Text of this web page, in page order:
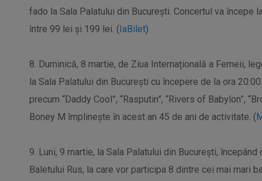
fado la Sala Palatului din București. Concertul va începe
între 99 lei și 199 lei. (IaBilet)
8. Duminică, 8 martie, de Ziua Internațională a Femeii,
la Sala Palatului din București cu începere de la ora
precum “Daddy Cool”, “Rasputin”, “Rivers of Babylon”,
Boney M împlinește în acest an 45 de ani de activitate. (
9. Luni, 9 martie, la Sala Palatului din București,
Baletului Rus, la care vor participa 8 dintre cei mai mari